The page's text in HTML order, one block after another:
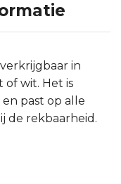
in
of wit. Het is
past op alle
de rekbaarheid.